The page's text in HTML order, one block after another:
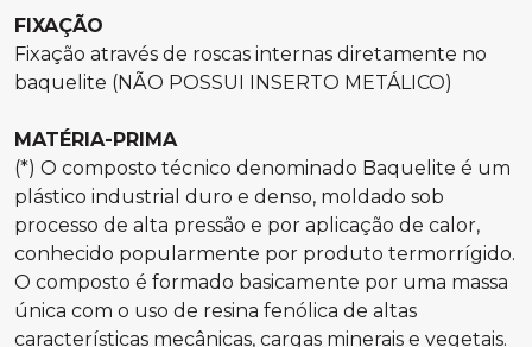
FIXAÇÃO
Fixação através de roscas internas diretamente no
baquelite (NÃO POSSUI INSERTO METÁLICO)
MATÉRIA-PRIMA
(*) O composto técnico denominado Baquelite é um
plástico industrial duro e denso, moldado sob
processo de alta pressão e por aplicação de calor,
conhecido popularmente por produto termorrígido.
O composto é formado basicamente por uma massa
única com o uso de resina fenólica de altas
características mecânicas, cargas minerais e vegetais.